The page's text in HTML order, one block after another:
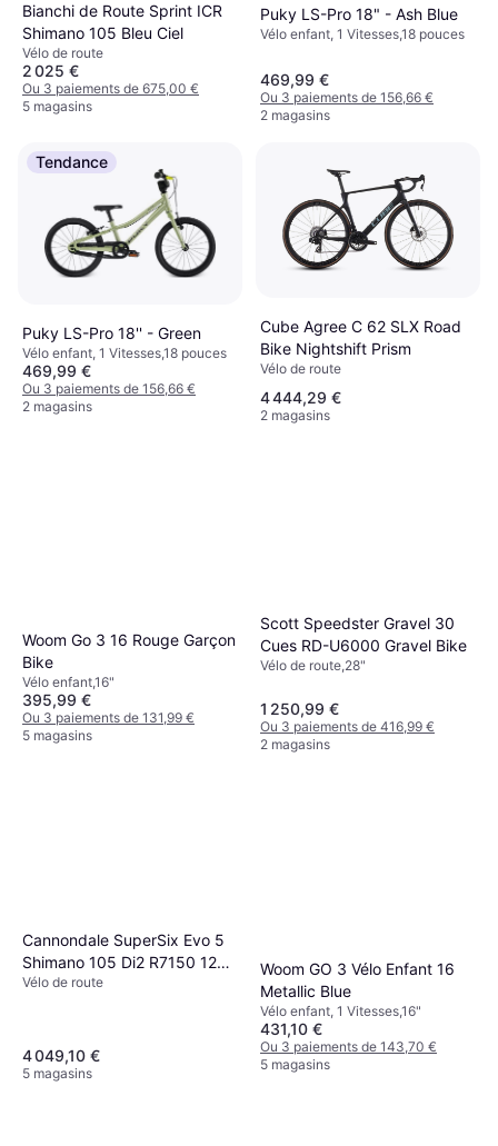
Bianchi de Route Sprint ICR
Shimano 105 Bleu Ciel
Vélo de route
2 025 €
Ou 3 paiements de 675,00 €
5 magasins
Puky LS-Pro 18" - Ash Blue
Vélo enfant, 1 Vitesses,18 pouces
469,99 €
Ou 3 paiements de 156,66 €
2 magasins
Tendance
Puky LS-Pro 18'' - Green
Vélo enfant, 1 Vitesses,18 pouces
469,99 €
Ou 3 paiements de 156,66 €
2 magasins
Cube Agree C 62 SLX Road
Bike Nightshift Prism
Vélo de route
4 444,29 €
2 magasins
Woom Go 3 16 Rouge Garçon
Bike
Vélo enfant,16"
395,99 €
Ou 3 paiements de 131,99 €
5 magasins
Scott Speedster Gravel 30
Cues RD-U6000 Gravel Bike
Vélo de route,28"
1 250,99 €
Ou 3 paiements de 416,99 €
2 magasins
Cannondale SuperSix Evo 5
Shimano 105 Di2 R7150 12V
Vélo
Vélo de route
4 049,10 €
5 magasins
Woom GO 3 Vélo Enfant 16
Metallic Blue
Vélo enfant, 1 Vitesses,16"
431,10 €
Ou 3 paiements de 143,70 €
5 magasins